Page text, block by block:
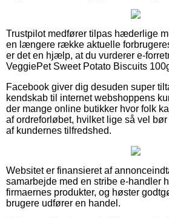
Trustpilot medfører tilpas hæderlige
en længere række aktuelle
er det en hjælp, at du vurderer e-
VeggiePet Sweet Potato Biscuits
Facebook giver dig desuden super
kendskab til internet webshoppens
der mange online butikker hvor folk
af ordreforløbet, hvilket lige så vel
af kundernes tilfredshed.
Websitet er finansieret af
samarbejde med en stribe e-handler
firmaernes produkter, og høster
brugere udfører en handel.